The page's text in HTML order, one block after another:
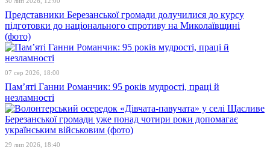
Представники Березанської громади долучилися до курсу
підготовки до національного спротиву на Миколаївщині
(фото)
07 сер 2026, 18:00
Пам’яті Ганни Романчик: 95 років мудрості, праці й
незламності
29 лип 2026, 18:40